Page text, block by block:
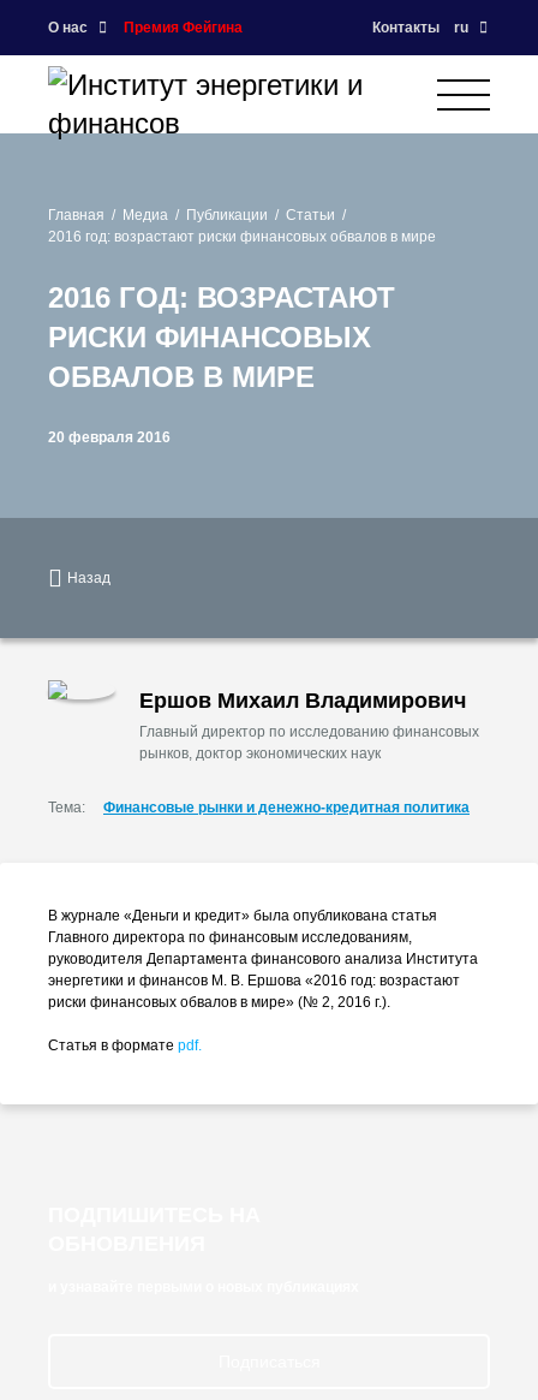
О нас Премия Фейгина Контакты ru
Главная Медиа Публикации
Статьи
2016 год: возрастают риски финансовых обвалов в мире
2016 ГОД: ВОЗРАСТАЮТ
РИСКИ ФИНАНСОВЫХ
ОБВАЛОВ В МИРЕ
20 февраля 2016
Назад
Ершов Михаил Владимирович
Главный директор по исследованию финансовых
рынков, доктор экономических наук
Тема: Финансовые рынки и денежно-кредитная политика
В журнале «Деньги и кредит» была опубликована статья
Главного директора по финансовым исследованиям,
руководителя Департамента финансового анализа Института
энергетики и финансов М. В. Ершова «2016 год: возрастают
риски финансовых обвалов в мире» (№ 2, 2016 г.).
Статья в формате pdf.